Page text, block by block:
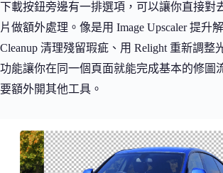
下載按鈕旁邊有一排選項，可以讓你直接對
片做額外處理。像是用 Image Upscaler 提升
Cleanup 清理殘留瑕疵、用 Relight 重新調整
功能讓你在同一個頁面就能完成基本的修圖
要額外開其他工具。